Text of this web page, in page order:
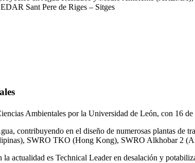
Sant Pere de Riges – Sitges
Ambientales por la Universidad de León, con 16 de
contribuyendo en el diseño de numerosas plantas de
SWRO TKO (Hong Kong), SWRO Alkhobar 2
actualidad es Technical Leader en desalación y